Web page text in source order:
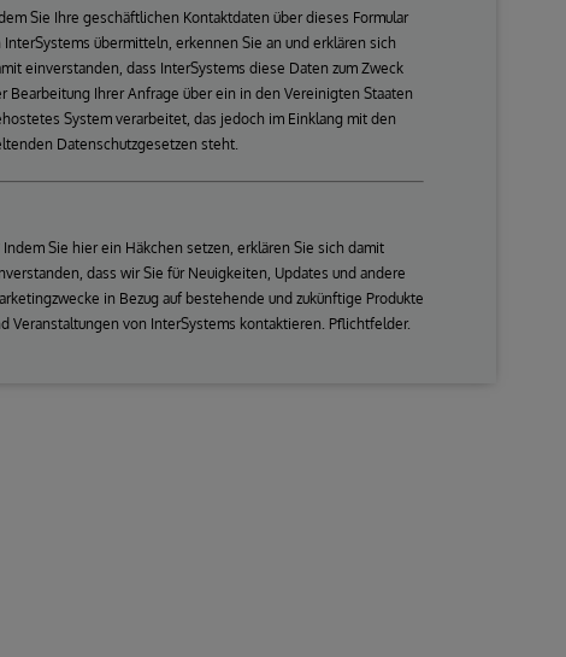
Sie Ihre geschäftlichen Kontaktdaten über dieses Formular
InterSystems übermitteln, erkennen Sie an und erklären sich
einverstanden, dass InterSystems diese Daten zum Zweck
Bearbeitung Ihrer Anfrage über ein in den Vereinigten Staaten
System verarbeitet, das jedoch im Einklang mit den
Datenschutzgesetzen steht.
Sie hier ein Häkchen setzen, erklären Sie sich damit
dass wir Sie für Neuigkeiten, Updates und andere
in Bezug auf bestehende und zukünftige Produkte
Veranstaltungen von InterSystems kontaktieren. Pflichtfelder.